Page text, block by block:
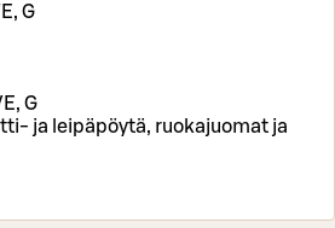
G
G
ja leipäpöytä, ruokajuomat ja